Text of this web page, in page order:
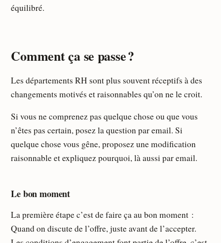
équilibré.
Comment ça se passe ?
Les départements RH sont plus souvent réceptifs à des
changements motivés et raisonnables qu’on ne le croit.
Si vous ne comprenez pas quelque chose ou que vous
n’êtes pas certain, posez la question par email. Si
quelque chose vous gêne, proposez une modification
raisonnable et expliquez pourquoi, là aussi par email.
Le bon moment
La première étape c’est de faire ça au bon moment :
Quand on discute de l’offre, juste avant de l’accepter.